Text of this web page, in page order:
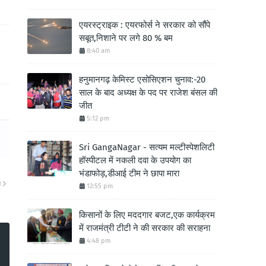
एयरस्ट्राइक : एयरफोर्स ने सरकार को सौंपे
सबूत,निशाने पर लगे 80 % बम
8:40 am
हनुमानगढ़ केमिस्ट एसोसिएशन चुनाव:-20
साल के बाद अध्यक्ष के पद पर राजेश बंसल की
जीत
5:12 pm
Sri GangaNagar - सत्यम मल्टीस्पेशलिटी
हॉस्पीटल में नकली दवा के उपयोग का
भंडाफोड़,डीआई टीम ने छापा मारा
12:55 pm
किसानों के लिए मददगार बजट,एक कार्यक्रम
में राजमंत्री टीटी ने की सरकार की सराहना
4:48 pm